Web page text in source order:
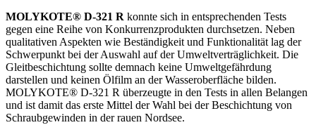
MOLYKOTE® D-321 R konnte sich in entsprechenden Tests
gegen eine Reihe von Konkurrenzprodukten durchsetzen. Neben
qualitativen Aspekten wie Beständigkeit und Funktionalität lag der
Schwerpunkt bei der Auswahl auf der Umweltverträglichkeit. Die
Gleitbeschichtung sollte demnach keine Umweltgefährdung
darstellen und keinen Ölfilm an der Wasseroberfläche bilden.
MOLYKOTE® D-321 R überzeugte in den Tests in allen Belangen
und ist damit das erste Mittel der Wahl bei der Beschichtung von
Schraubgewinden in der rauen Nordsee.